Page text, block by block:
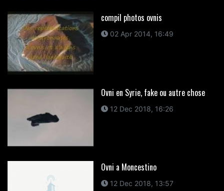
compil photos ovnis
02 Apr 2014, 16:49
Ovni en Syrie, fake ou autre chose
12 Dec 2018, 16:26
Ovni a Moncestino
12 Dec 2018, 13:57